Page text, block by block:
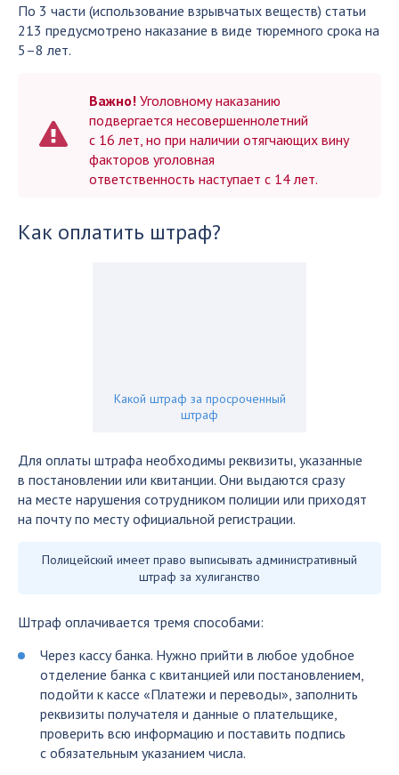
По 3 части (использование взрывчатых веществ) статьи
213 предусмотрено наказание в виде тюремного срока на
5–8 лет.
Важно! Уголовному наказанию
подвергается несовершеннолетний
с 16 лет, но при наличии отягчающих вину
факторов уголовная
ответственность наступает с 14 лет.
Как оплатить штраф?
Какой штраф за просроченный
штраф
Для оплаты штрафа необходимы реквизиты, указанные
в постановлении или квитанции. Они выдаются сразу
на месте нарушения сотрудником полиции или приходят
на почту по месту официальной регистрации.
Полицейский имеет право выписывать административный
штраф за хулиганство
Штраф оплачивается тремя способами:
Через кассу банка. Нужно прийти в любое удобное
отделение банка с квитанцией или постановлением,
подойти к кассе «Платежи и переводы», заполнить
реквизиты получателя и данные о плательщике,
проверить всю информацию и поставить подпись
с обязательным указанием числа.